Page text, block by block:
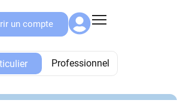
un compte
Professionnel